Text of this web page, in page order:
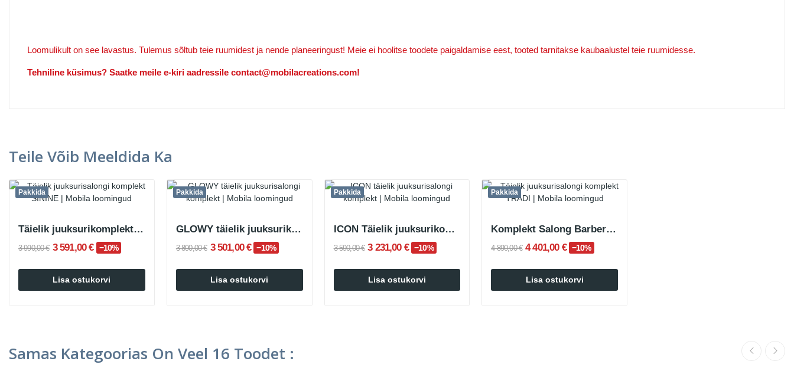
Loomulikult on see lavastus. Tulemus sõltub teie ruumidest ja nende planeeringust! Meie ei hoolitse toodete paigaldamise eest, tooted tarnitakse kaubaalustel teie ruumidesse.
Tehniline küsimus? Saatke meile e-kiri aadressile contact@mobilacreations.com!
Teile Võib Meeldida Ka
Pakkida
Täielik juuksurikomplekt SININE
3 990,00 € 3 591,00 € −10%
Lisa ostukorvi
Pakkida
GLOWY täielik juuksurikomplekt
3 890,00 € 3 501,00 € −10%
Lisa ostukorvi
Pakkida
ICON Täielik juuksurikomplekt
3 590,00 € 3 231,00 € −10%
Lisa ostukorvi
Pakkida
Komplekt Salong Barbershop Complet TRADI
4 890,00 € 4 401,00 € −10%
Lisa ostukorvi
Samas Kategoorias On Veel 16 Toodet :